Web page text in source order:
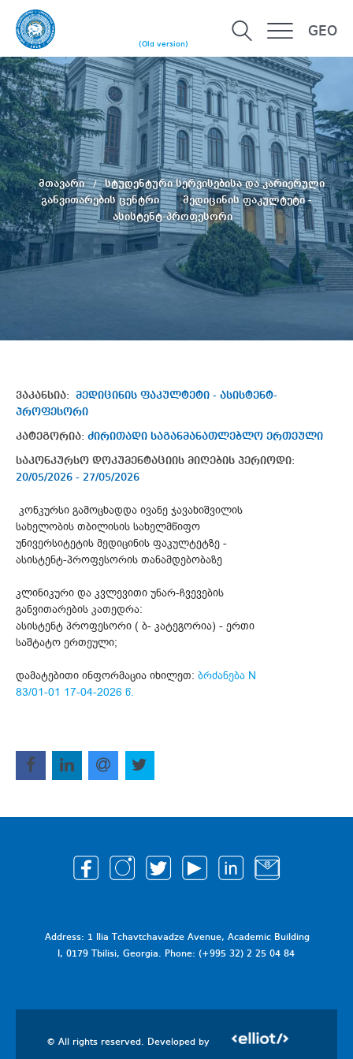
(Old version)
GEO
მთავარი
სტუდენტური სერვისებისა და კარიერული
განვითარების ცენტრი
მედიცინის ფაკულტეტი -
ასისტენტ-პროფესორი
ვაკანსია:
მედიცინის ფაკულტეტი - ასისტენტ-
პროფესორი
კატეგორია: ძირითადი საგანმანათლებლო ერთეული
საკონკურსო დოკუმენტაციის მიღების პერიოდი:
20/05/2026 - 27/05/2026
კონკურსი გამოცხადდა ივანე ჯავახიშვილის
სახელობის თბილისის სახელმწიფო
უნივერსიტეტის მედიცინის ფაკულტეტზე -
ასისტენტ-პროფესორის თანამდებობაზე
კლინიკური და კვლევითი უნარ-ჩვევების
განვითარების კათედრა:
ასისტენტ პროფესორი ( ბ- კატეგორია) - ერთი
საშტატო ერთეული;
დამატებითი ინფორმაცია იხილეთ: ბრძანება N
83/01-01 17-04-2026 წ.
Address: 1 Ilia Tchavtchavadze Avenue, Academic Building
I, 0179 Tbilisi, Georgia. Phone: (+995 32) 2 25 04 84
© All rights reserved. Developed by